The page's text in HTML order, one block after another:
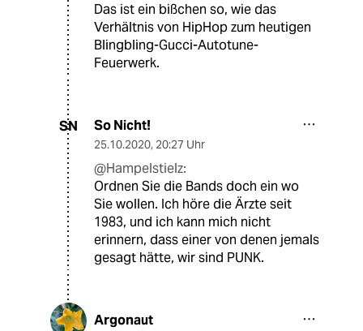
Das ist ein bißchen so, wie das
Verhältnis von HipHop zum heutigen
Blingbling-Gucci-Autotune-
Feuerwerk.
SN So Nicht!
25.10.2020, 20:27 Uhr
@Hampelstielz:
Ordnen Sie die Bands doch ein wo
Sie wollen. Ich höre die Ärzte seit
1983, und ich kann mich nicht
erinnern, dass einer von denen jemals
gesagt hätte, wir sind PUNK.
Argonaut